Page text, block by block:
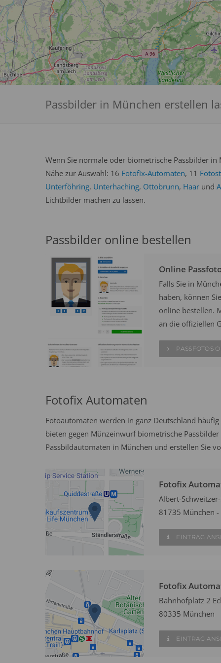
Passbilder in München erstellen
Wenn Sie normale oder biometrische Passbilder
Nähe zur Auswahl: 16 Fotofix-Automaten, 11
Unterföhring, Unterhaching, Ottobrunn, Haar und
Lichtbilder machen zu lassen.
Passbilder online bestellen
Online
Falls Sie in
haben, können
online bestellen.
an die offiziellen
PASSFOTOS
Fotofix Automaten
Fotoautomaten werden in ganz Deutschland
bieten gegen Münzeinwurf biometrische
Passbildautomaten in München und erstellen Sie
Fotofix
Albert-
81735 München
EINTRAG
Fotofix
Bahnhofplatz 2
80335 München
EINTRAG